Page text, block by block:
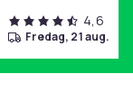
4,6
fredag, 21 aug.